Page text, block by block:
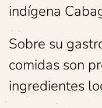
indígena
Sobre su
comidas son
ingredientes